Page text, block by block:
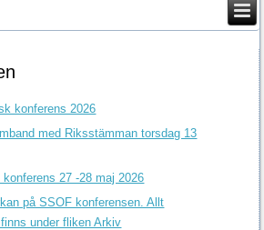
konferens 2026
med Riksstämman torsdag 13
27 -28 maj 2026
på SSOF konferensen. Allt
under fliken Arkiv